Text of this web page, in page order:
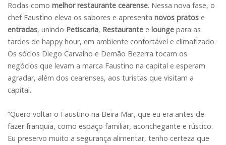
Rodas como melhor restaurante cearense. Nessa nova fase, o
chef Faustino eleva os sabores e apresenta novos pratos e
entradas, unindo Petiscaria, Restaurante e lounge para as
tardes de happy hour, em ambiente confortável e climatizado.
Os sócios Diego Carvalho e Demão Bezerra tocam os
negócios que levam a marca Faustino na capital e esperam
agradar, além dos cearenses, aos turistas que visitam a
capital.
“Quero voltar o Faustino na Beira Mar, que eu era antes de
fazer franquia, como espaço familiar, aconchegante e rústico.
Eu preservo muito a segurança alimentar, tenho certeza que